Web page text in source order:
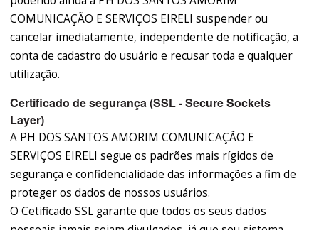
COMUNICAÇÃO E SERVIÇOS EIRELI suspender ou
cancelar imediatamente, independente de notificação, a
conta de cadastro do usuário e recusar toda e qualquer
utilização.
Certificado de segurança (SSL - Secure Sockets
Layer)
A PH DOS SANTOS AMORIM COMUNICAÇÃO E
SERVIÇOS EIRELI segue os padrões mais rígidos de
segurança e confidencialidade das informações a fim de
proteger os dados de nossos usuários.
O Cetificado SSL garante que todos os seus dados